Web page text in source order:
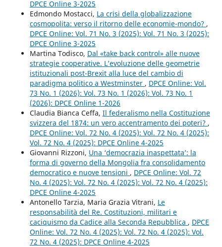
DPCE Online 3-2025
Edmondo Mostacci, La crisi della globalizzazione
cosmopolita: verso il ritorno delle economie-mondo? ,
DPCE Online: Vol. 71 No. 3 (2025): Vol. 71 No. 3 (2025):
DPCE Online 3-2025
Martina Todisco, Dal «take back control» alle nuove
strategie cooperative. L’evoluzione delle geometrie
istituzionali post-Brexit alla luce del cambio di
paradigma politico a Westminster , DPCE Online: Vol.
73 No. 1 (2026): Vol. 73 No. 1 (2026): Vol. 73 No. 1
(2026): DPCE Online 1-2026
Claudia Bianca Ceffa, Il federalismo nella Costituzione
svizzera del 1874: un vero accentramento dei poteri? ,
DPCE Online: Vol. 72 No. 4 (2025): Vol. 72 No. 4 (2025):
Vol. 72 No. 4 (2025): DPCE Online 4-2025
Giovanni Rizzoni, Una ‘democrazia inaspettata’: la
forma di governo della Mongolia fra consolidamento
democratico e nuove tensioni , DPCE Online: Vol. 72
No. 4 (2025): Vol. 72 No. 4 (2025): Vol. 72 No. 4 (2025):
DPCE Online 4-2025
Antonello Tarzia, Maria Grazia Vitrani, Le
responsabilità del Re. Costituzioni, militari e
caciquismo da Cadice alla Seconda Repubblica , DPCE
Online: Vol. 72 No. 4 (2025): Vol. 72 No. 4 (2025): Vol.
72 No. 4 (2025): DPCE Online 4-2025